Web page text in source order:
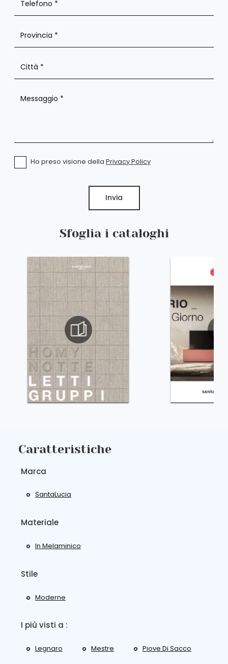
Sfoglia i cataloghi
Ho preso visione della Privacy Policy
Invia
Caratteristiche
Marca
SantaLucia
Materiale
In Melaminico
Stile
Moderne
I più visti a :
Legnaro Mestre Piove Di Sacco